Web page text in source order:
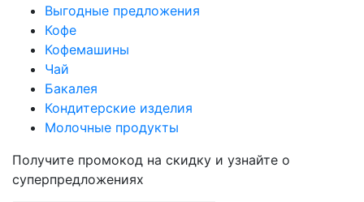
Выгодные предложения
Кофе
Кофемашины
Чай
Бакалея
Кондитерские изделия
Молочные продукты
Получите промокод на скидку и узнайте о
суперпредложениях